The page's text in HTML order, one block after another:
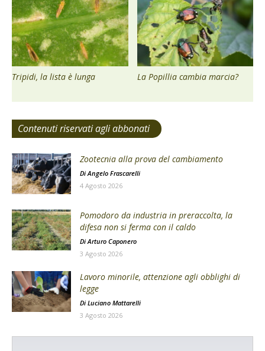
Tripidi, la lista è lunga La Popillia cambia marcia?
Contenuti riservati agli abbonati
Zootecnia alla prova del cambiamento
DiAngelo Frascarelli
4 Agosto 2026
Pomodoro da industria in preraccolta, la
difesa non si ferma con il caldo
Di Arturo Caponero
3 Agosto 2026
Lavoro minorile, attenzione agli obblighi di
legge
Di Luciano Mattarelli
3 Agosto 2026